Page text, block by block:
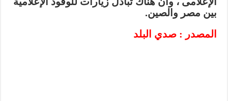
بين مصر والصين.
المصدر : صدي البلد